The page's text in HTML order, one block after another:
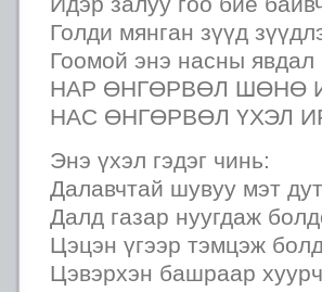
Голди мянган зүүд
Гоомой энэ насны явдал
НАР ӨНГӨРВӨЛ ШӨНӨ
НАС ӨНГӨРВӨЛ ҮХЭЛ
Энэ үхэл гэдэг чинь:
Далавчтай шувуу мэт
Далд газар нуугдаж
Цэцэн үгээр тэмцэж
Цэвэрхэн башраар